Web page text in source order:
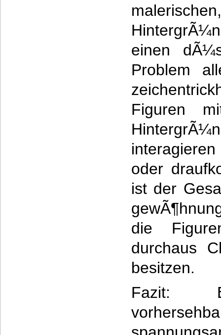
einen
Problem
Figuren
oder
ist der
die
durchaus
besitzen.
Fazit: